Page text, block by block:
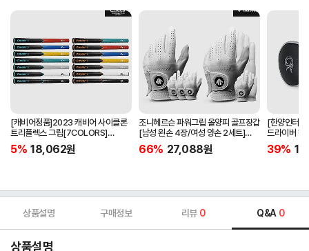
[캐비어정품]2023 캐비어 사이클론
트리플렉스 그립[7COLORS]
[라운드][39g/42g/46g/50g]
[R/S 토크]
5% 18,062원
조니헤르슨 파워그립 올양피 골프장갑
[남성 왼손 4장/여성 양손 2세트]
[화이트][케이스포함]
66% 27,088원
[한양인터
드라이버 헤
[HD-302]
39%
상품설명 구매정보 리뷰 0 Q&A 0
상품설명